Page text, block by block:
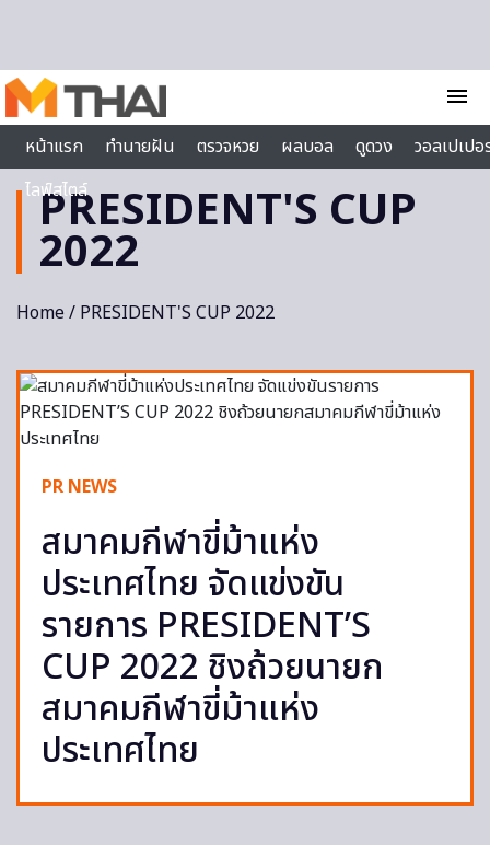
menu
หน้าแรก
ทำนายฝัน ตรวจหวย ผลบอล ดูดวง
วอลเปเป
ไลฟ์สไตล์
PRESIDENT'S CUP
2022
Home/ PRESIDENT'S CUP 2022
PR NEWS
สมาคมกีฬาขี่ม้าแห่ง
ประเทศไทย จัดแข่งขัน
รายการ PRESIDENT’S
CUP 2022 ชิงถ้วยนายก
สมาคมกีฬาขี่ม้าแห่ง
ประเทศไทย